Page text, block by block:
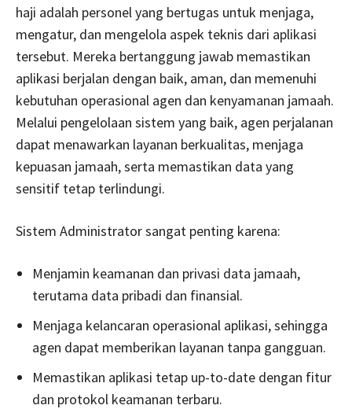
haji adalah personel yang bertugas untuk menjaga,
mengatur, dan mengelola aspek teknis dari aplikasi
tersebut. Mereka bertanggung jawab memastikan
aplikasi berjalan dengan baik, aman, dan memenuhi
kebutuhan operasional agen dan kenyamanan jamaah.
Melalui pengelolaan sistem yang baik, agen perjalanan
dapat menawarkan layanan berkualitas, menjaga
kepuasan jamaah, serta memastikan data yang
sensitif tetap terlindungi.
Sistem Administrator sangat penting karena:
Menjamin keamanan dan privasi data jamaah,
terutama data pribadi dan finansial.
Menjaga kelancaran operasional aplikasi, sehingga
agen dapat memberikan layanan tanpa gangguan.
Memastikan aplikasi tetap up-to-date dengan fitur
dan protokol keamanan terbaru.